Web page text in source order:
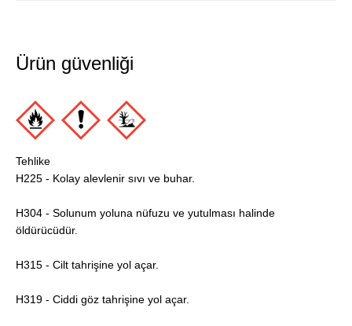
Ürün güvenliği
Tehlike
H225 - Kolay alevlenir sıvı ve buhar.
H304 - Solunum yoluna nüfuzu ve yutulması halinde
öldürücüdür.
H315 - Cilt tahrişine yol açar.
H319 - Ciddi göz tahrişine yol açar.